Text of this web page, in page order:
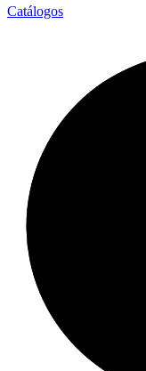
Catálogos